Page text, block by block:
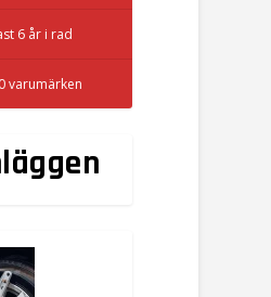
6 år i rad
varumärken